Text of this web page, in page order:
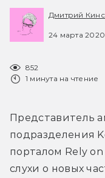
Дмитрий
24 марта 2020
852
1 минута на чтение
Представитель
подразделения
порталом Rely
слухи о новых